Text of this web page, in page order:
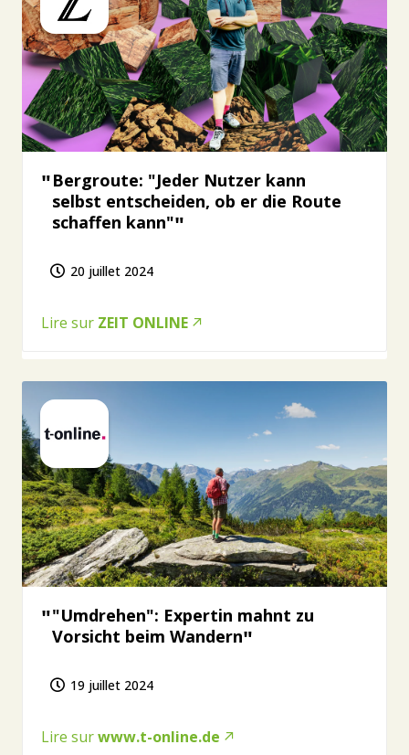
Bergroute: "Jeder Nutzer kann
selbst entscheiden, ob er die Route
schaffen kann"
20 juillet 2024
Lire sur ZEIT ONLINE
"Umdrehen": Expertin mahnt zu
Vorsicht beim Wandern
19 juillet 2024
Lire surwww.t-online.de